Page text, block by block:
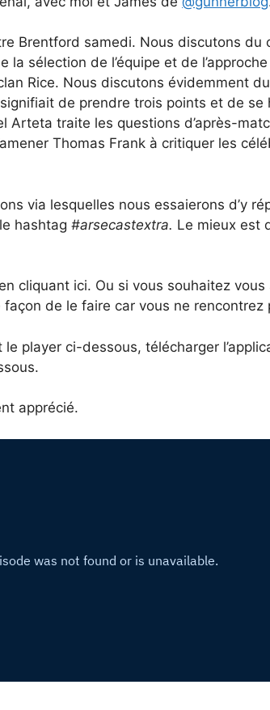
Brentford samedi. Nous discutons du
sélection de l’équipe et de
Rice. Nous discutons évidemment
de prendre trois points et de
Arteta traite les questions d’après-
Thomas Frank à critiquer les
via lesquelles nous essaierons d’y
hashtag #arsecastextra. Le mieux est
cliquant ici. Ou si vous souhaitez
de le faire car vous ne rencontrez
player ci-dessous, télécharger
apprécié.